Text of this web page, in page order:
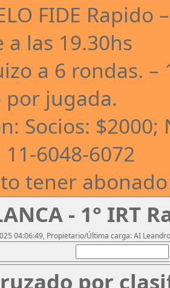
FIDE Rapido
las 19.30hs
a 6 rondas. –
jugada.
Socios: $2000;
6048-6072
tener abonado
- 1° IRT
04:06:49, Propietario/Última carga: AI
por